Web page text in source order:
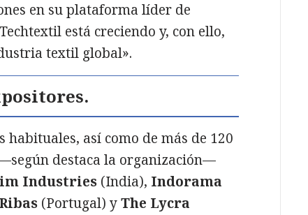
en su plataforma líder de
está creciendo y, con ello,
textil global».
así como de más de 120
destaca la organización—
Industries(India), Indorama
(Portugal) yThe Lycra